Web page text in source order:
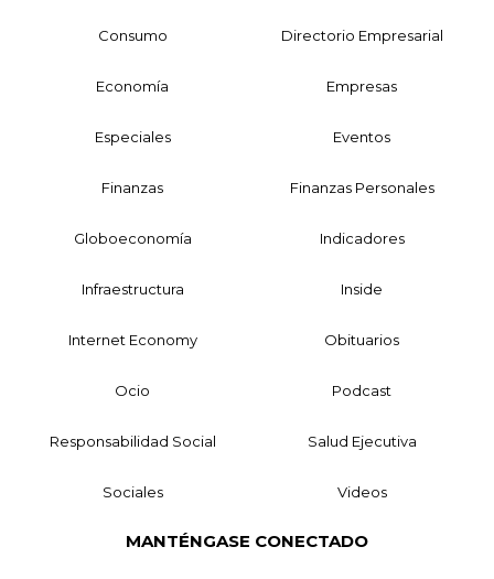
Consumo Directorio Empresarial
Economía Empresas
Especiales Eventos
Finanzas Finanzas Personales
Globoeconomía Indicadores
Infraestructura Inside
Internet Economy Obituarios
Ocio Podcast
Responsabilidad Social Salud Ejecutiva
Sociales Videos
MANTÉNGASE CONECTADO